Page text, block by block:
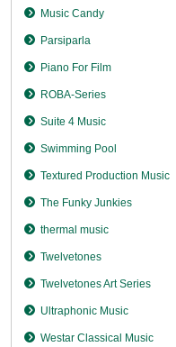
Music Candy
Parsiparla
Piano For Film
ROBA-Series
Suite 4 Music
Swimming Pool
Textured Production Music
The Funky Junkies
thermal music
Twelvetones
Twelvetones Art Series
Ultraphonic Music
Westar Classical Music